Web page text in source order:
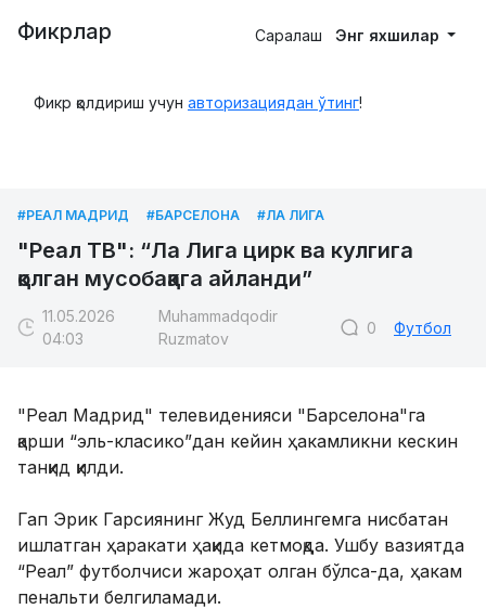
Фикрлар Саралаш Энг яхшилар
Фикр қолдириш учун авторизациядан ўтинг!
#РЕАЛ МАДРИД #БАРСЕЛОНА #ЛА ЛИГА
"Реал ТВ": “Ла Лига цирк ва кулгига
қолган мусобақага айланди”
11.05.2026
04:03
Muhammadqodir
Ruzmatov
0 Футбол
"Реал Мадрид" телевиденияси "Барселона"га
қарши “эль-класико”дан кейин ҳакамликни кескин
танқид қилди.
Гап Эрик Гарсиянинг Жуд Беллингемга нисбатан
ишлатган ҳаракати ҳақида кетмоқда. Ушбу вазиятда
“Реал” футболчиси жароҳат олган бўлса-да, ҳакам
пенальти белгиламади.